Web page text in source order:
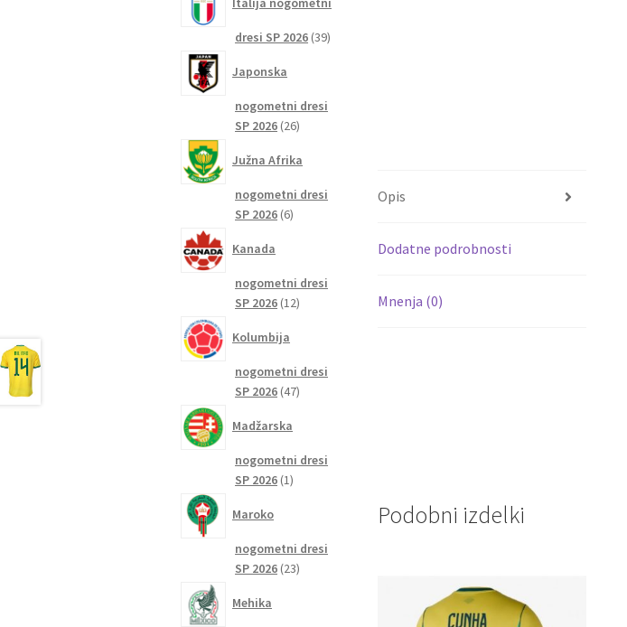
Opis
Dodatne podrobnosti
Mnenja (0)
Podobni izdelki
dresi SP 2026 3939
Japonska
nogometni dresi
SP 2026 2626
Južna Afrika
nogometni dresi
SP 2026 66
Kanada
nogometni dresi
SP 2026 1212
Kolumbija
nogometni dresi
SP 2026 4747
Madžarska
nogometni dresi
SP 2026 11
Maroko
nogometni dresi
SP 2026 2323
Mehika